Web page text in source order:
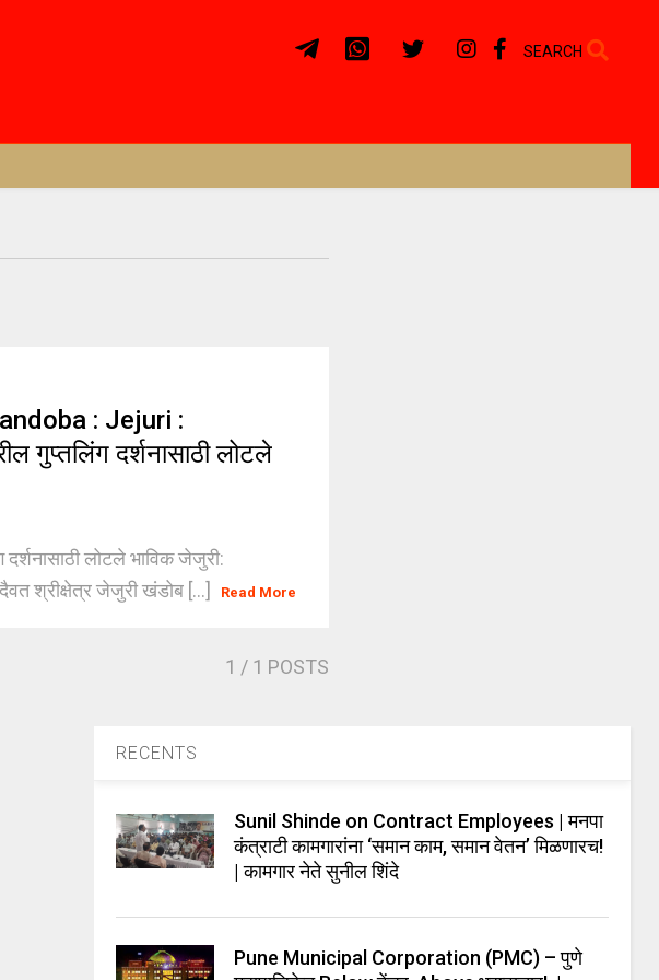
SEARCH
: Jejuri :
गुप्तलिंग दर्शनासाठी लोटले
दर्शनासाठी लोटले भाविक जेजुरी:
श्रीक्षेत्र जेजुरी खंडोब [...]
Read More
1 / 1 POSTS
RECENTS
Sunil Shinde on Contract Employees | मनपा
कंत्राटी कामगारांना ‘समान काम, समान वेतन’ मिळणारच!
| कामगार नेते सुनील शिंदे
Pune Municipal Corporation (PMC) – पुणे